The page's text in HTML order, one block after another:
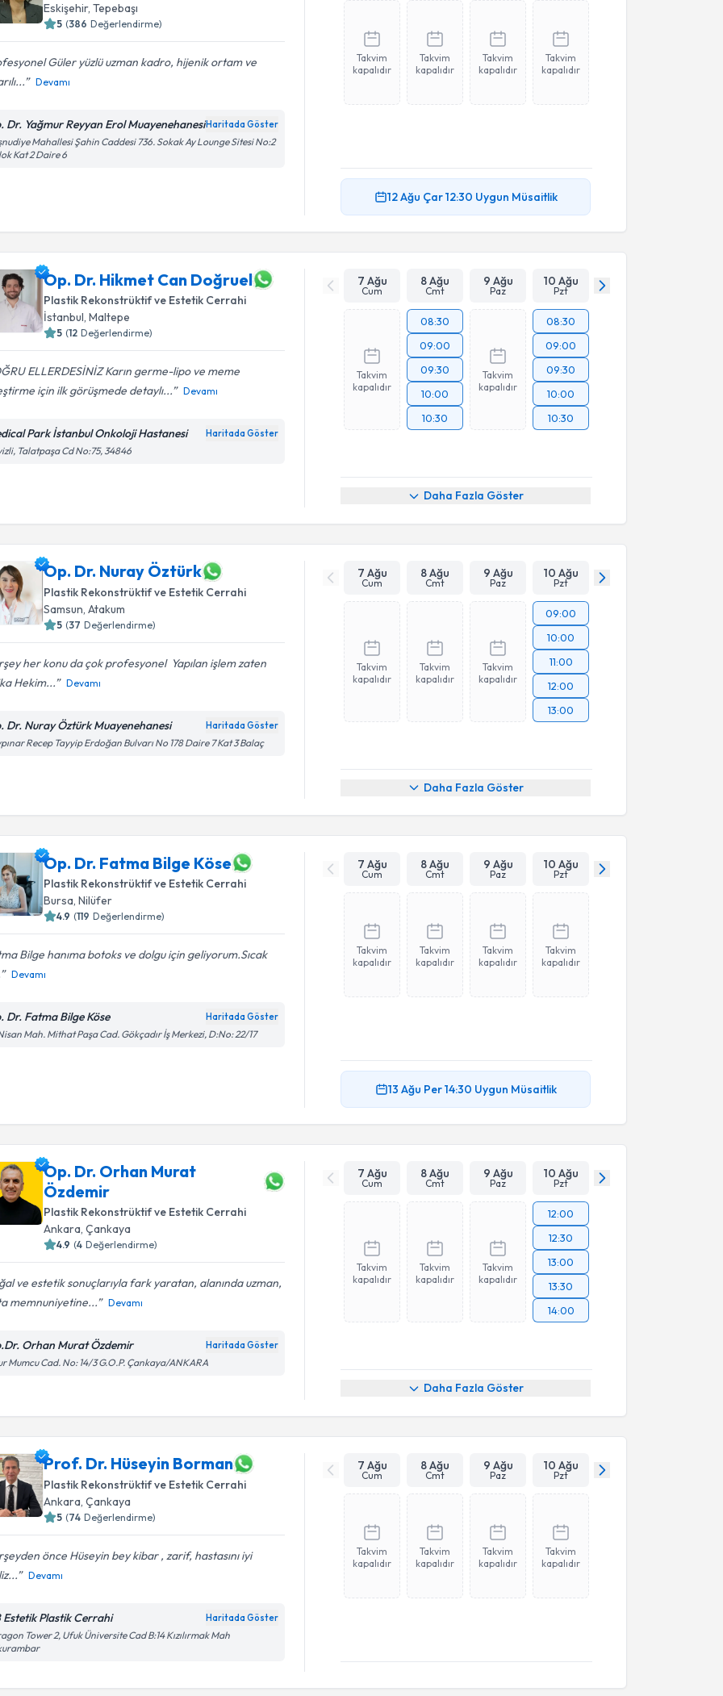
Eskişehir, Tepebaşı
5 (386 Değerlendirme)
Güler yüzlü uzman kadro, hijenik ortam ve
Devamı
Dr. Yağmur Reyyan Erol MuayenehanesiHaritada Göster
Mahallesi Şahin Caddesi 736. Sokak Ay Lounge Sitesi No:2
Kat 2 Daire 6
Takvim
kapalıdır
Takvim
kapalıdır
Takvim
kapalıdır
Takvim
kapalıdır
12 Ağu Çar12:30 Uygun Müsaitlik
Op. Dr. Hikmet Can Doğruel
Plastik Rekonstrüktif ve Estetik Cerrahi
İstanbul, Maltepe
5 (12 Değerlendirme)
ELLERDESİNİZ Karın germe-lipo ve meme
için ilk görüşmede detaylı...
Devamı
Park İstanbul Onkoloji Hastanesi Haritada Göster
Talatpaşa Cd No:75, 34846
7 Ağu
Cum
8 Ağu
Cmt
9 Ağu
Paz
10 Ağu
Pzt
Takvim
kapalıdır
08:30
09:00
09:30
10:00
10:30
Takvim
kapalıdır
08:30
09:00
09:30
10:00
10:30
Daha Fazla Göster
Op. Dr. Nuray Öztürk
Plastik Rekonstrüktif ve Estetik Cerrahi
Samsun , Atakum
5 (37 Değerlendirme)
her konu da çok profesyonel ️ Yapılan işlem zaten
Hekim...
Devamı
Dr. Nuray Öztürk Muayenehanesi Haritada Göster
Recep Tayyip Erdoğan Bulvarı No 178 Daire 7 Kat 3 Balaç
7 Ağu
Cum
8 Ağu
Cmt
9 Ağu
Paz
10 Ağu
Pzt
Takvim
kapalıdır
Takvim
kapalıdır
Takvim
kapalıdır
09:00
10:00
11:00
12:00
13:00
Daha Fazla Göster
Op. Dr. Fatma Bilge Köse
Plastik Rekonstrüktif ve Estetik Cerrahi
Bursa, Nilüfer
4.9 (119 Değerlendirme)
Bilge hanıma botoks ve dolgu için geliyorum.Sıcak
Devamı
Dr. Fatma Bilge Köse Haritada Göster
Mah. Mithat Paşa Cad. Gökçadır İş Merkezi, D:No: 22/17
7 Ağu
Cum
8 Ağu
Cmt
9 Ağu
Paz
10 Ağu
Pzt
Takvim
kapalıdır
Takvim
kapalıdır
Takvim
kapalıdır
Takvim
kapalıdır
13 Ağu Per14:30 Uygun Müsaitlik
Op. Dr. Orhan Murat
Özdemir
Plastik Rekonstrüktif ve Estetik Cerrahi
Ankara, Çankaya
4.9 (4 Değerlendirme)
ve estetik sonuçlarıyla fark yaratan, alanında uzman,
memnuniyetine...
Devamı
Orhan Murat Özdemir Haritada Göster
Mumcu Cad. No: 14/3 G.O.P. Çankaya/ANKARA
7 Ağu
Cum
8 Ağu
Cmt
9 Ağu
Paz
10 Ağu
Pzt
Takvim
kapalıdır
Takvim
kapalıdır
Takvim
kapalıdır
12:00
12:30
13:00
13:30
14:00
Daha Fazla Göster
Prof. Dr. Hüseyin Borman
Plastik Rekonstrüktif ve Estetik Cerrahi
Ankara , Çankaya
5 (74 Değerlendirme)
önce Hüseyin bey kibar , zarif, hastasını iyi
Devamı
Estetik Plastik Cerrahi Haritada Göster
Tower 2, Ufuk Üniversite Cad B:14 Kızılırmak Mah
7 Ağu
Cum
8 Ağu
Cmt
9 Ağu
Paz
10 Ağu
Pzt
Takvim
kapalıdır
Takvim
kapalıdır
Takvim
kapalıdır
Takvim
kapalıdır